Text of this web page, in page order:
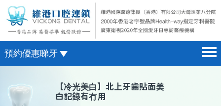
預約優惠睇牙
醫院簡介 hospital introduction
微信預約
【冷光美白】北上牙齒貼面美
白記錄有冇用